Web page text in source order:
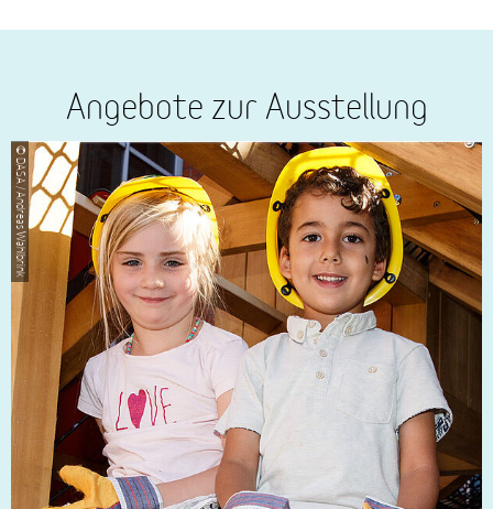
Angebote zur Ausstellung
© DASA / Andreas Wahlbrink